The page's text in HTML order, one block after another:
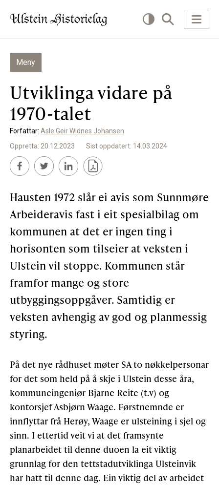
KVA VIL DU LESE OM?
Kultur
Næring
Offentlig
Personar
SLIK KAN DU BIDRA
Bidra til lokalhistorie
Støtteannonsørar
OM ULSTEIN HISTORIELAG
Kontakt oss
Om oss
Levd liv
FÅ TILGONG
BLI MEDLEM
Gløymt passord Allereie medlem?Logg inn
Meny
Utviklinga vidare på
1970-talet
Forfattar: Asle Geir Widnes Johansen
Oppretta: 20.12.2023
Sist oppdatert: 14.03.2024
Hausten 1972 slår ei avis som Sunnmøre
Arbeideravis fast i eit spesialbilag om
kommunen at det er ingen ting i
horisonten som tilseier at veksten i
Ulstein vil stoppe. Kommunen står
framfor mange og store
utbyggingsoppgåver. Samtidig er
veksten avhengig av god og planmessig
styring.
På det nye rådhuset møter SA to nøkkelpersonar
for det som held på å skje i Ulstein desse åra,
kommuneingeniør Bjarne Reite (t.v) og
kontorsjef Asbjørn Waage. Førstnemnde er
innflyttar frå Herøy, Waage er ulsteining i sjel og
sinn. I ettertid veit vi at det framsynte
planarbeidet til denne duoen la eit viktig
grunnlag for den tettstadutviklinga Ulsteinvik
har hatt til denne dag. Ein viktig del av arbeidet